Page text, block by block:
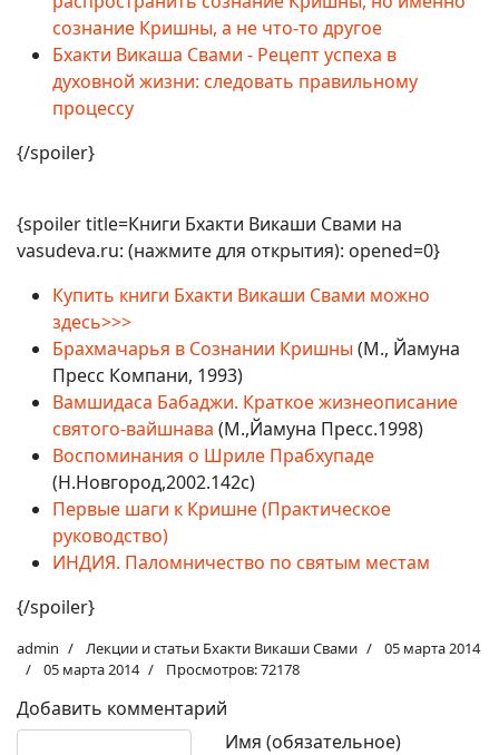
сознание Кришны, а не что-то другое
Бхакти Викаша Свами - Рецепт успеха в
духовной жизни: следовать правильному
процессу
{/spoiler}
{spoiler title=Книги Бхакти Викаши Свами на
vasudeva.ru: (нажмите для открытия): opened=0}
Купить книги Бхакти Викаши Свами можно
здесь>>>
Брахмачарья в Сознании Кришны (М., Йамуна
Пресс Компани, 1993)
Вамшидаса Бабаджи. Краткое жизнеописание
святого-вайшнава (М.,Йамуна Пресс.1998)
Воспоминания о Шриле Прабхупаде
(Н.Новгород,2002.142с)
Первые шаги к Кришне (Практическое
руководство)
ИНДИЯ. Паломничество по святым местам
{/spoiler}
admin Лекции и статьи Бхакти Викаши Свами
05 марта 2014
05 марта 2014
Просмотров: 72178
Добавить комментарий
Имя (обязательное)
Текст комментария